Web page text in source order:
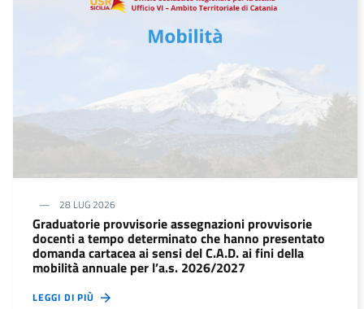
28 LUG 2026
Graduatorie provvisorie assegnazioni provvisorie
docenti a tempo determinato che hanno presentato
domanda cartacea ai sensi del C.A.D. ai fini della
mobilità annuale per l’a.s. 2026/2027
LEGGI DI PIÙ